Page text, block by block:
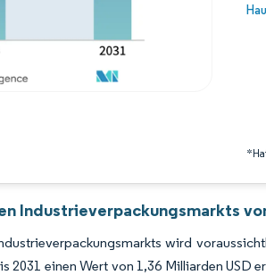
Bild
Industrieverpackungsmarkts
wird
2031 einen Wert von 1,36 Milliarden USD